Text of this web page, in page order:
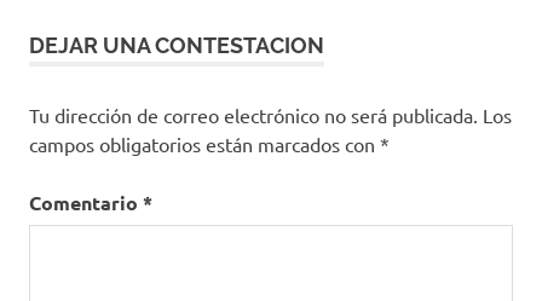
DEJAR UNA CONTESTACION
Tu dirección de correo electrónico no será publicada. Los
campos obligatorios están marcados con *
Comentario *